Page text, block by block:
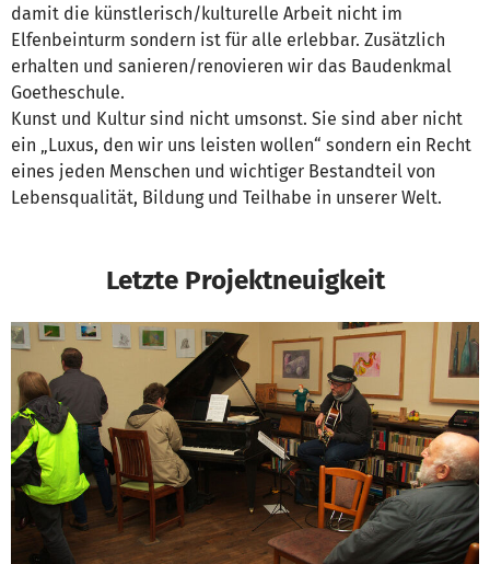
damit die künstlerisch/kulturelle Arbeit nicht im
Elfenbeinturm sondern ist für alle erlebbar. Zusätzlich
erhalten und sanieren/renovieren wir das Baudenkmal
Goetheschule.
Kunst und Kultur sind nicht umsonst. Sie sind aber nicht
ein „Luxus, den wir uns leisten wollen“ sondern ein Recht
eines jeden Menschen und wichtiger Bestandteil von
Lebensqualität, Bildung und Teilhabe in unserer Welt.
Letzte Projektneuigkeit